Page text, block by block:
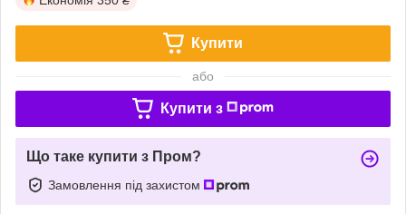
Купити
або
Купити з
Що таке купити з Пром?
Замовлення під захистом